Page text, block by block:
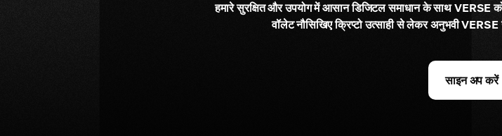
हमारे सुरक्षित और उपयोग में आसान डिजिटल समाधान के साथ VERSE
वॉलेट नौसिखिए क्रिप्टो उत्साही से लेकर अनुभवी
साइन अप करें